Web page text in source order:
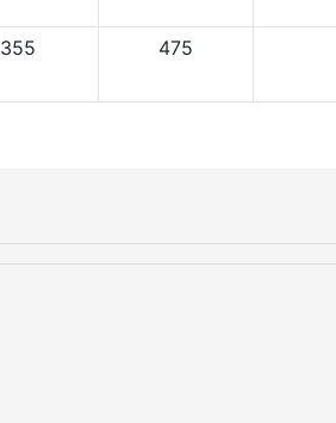
355 475